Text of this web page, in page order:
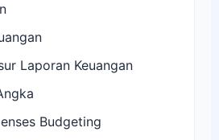
Laporan Keuangan
Budgeting